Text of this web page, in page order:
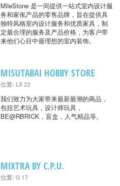
MileStone 是一间提供一站式室内设计服
务和家俬产品的零售品牌，旨在提供具
独特风格室内设计服务和优质家具，制
定最合理的服务及产品价格，为客户带
来他们心目中最理想的室内装饰。
MISUTABAI HOBBY STORE
位置: L9 22
我们致力为大家带来最新最潮的商品，
包括艺术玩具，设计师玩具，
BE@RBRICK，盲盒，人气精品等。
MIXTRA BY C.P.U.
位置: G 17